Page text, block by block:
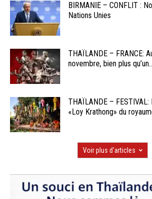
BIRMANIE – CONFLIT :
Nations Unies
THAÏLANDE – FRANCE:
novembre, bien plus
THAÏLANDE –
«Loy Krathong» du
Voir plus d'articles